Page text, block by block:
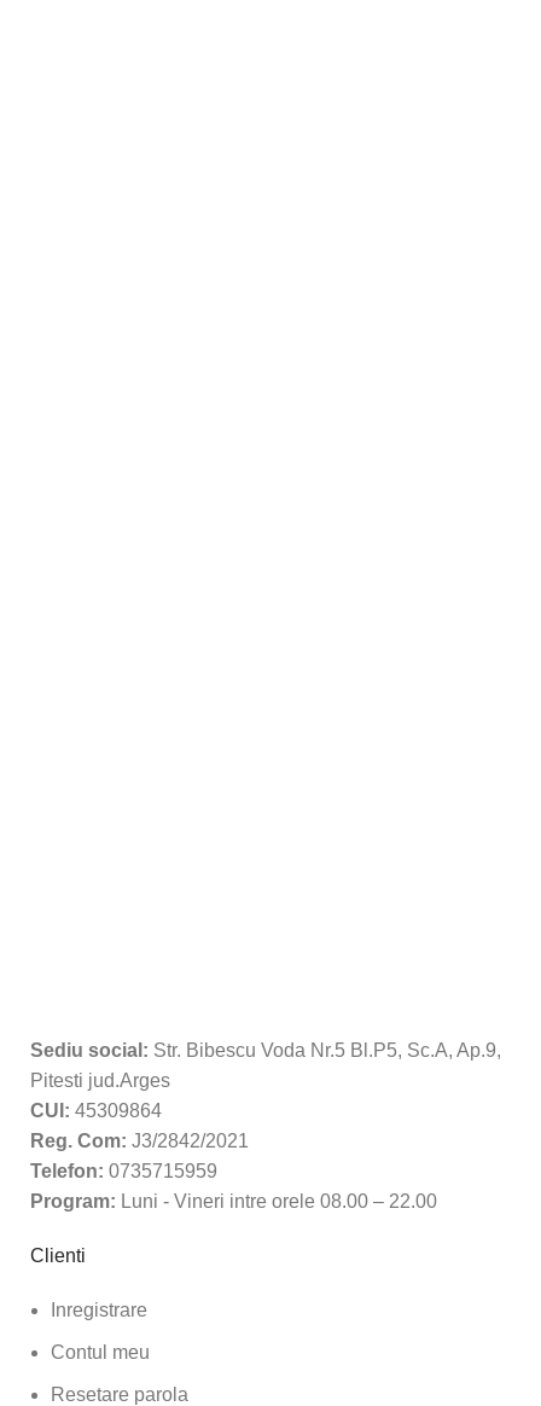
Sediu social: Str. Bibescu Voda Nr.5 Bl.P5, Sc.A, Ap.9,
Pitesti jud.Arges
CUI: 45309864
Reg. Com: J3/2842/2021
Telefon: 0735715959
Program: Luni - Vineri intre orele 08.00 – 22.00
Clienti
Inregistrare
Contul meu
Resetare parola